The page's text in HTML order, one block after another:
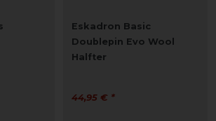
Eskadron Basic
Doublepin Evo Wool
Halfter
44,95 € *